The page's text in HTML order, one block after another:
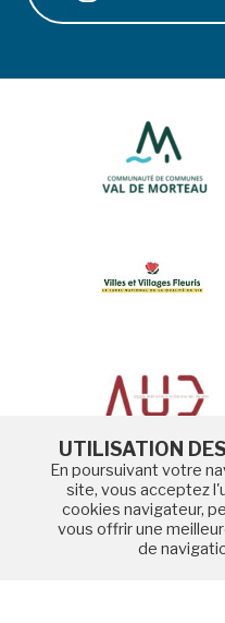
UTILISATION
En poursuivant votre
site, vous acceptez
cookies navigateur,
vous offrir une
de